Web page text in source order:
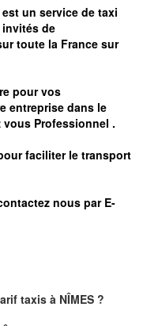
un service de taxi
de
toute la France sur
pour vos
entreprise dans le
vous Professionnel .
faciliter letransport
nous par E-
taxis à NÎMES ?